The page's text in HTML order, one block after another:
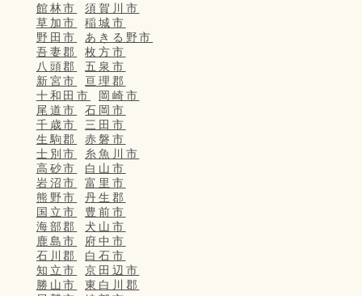
館林市
須賀川市
草加市
稲城市
野田市
あきる野市
吾妻郡
枚方市
八頭郡
五泉市
新宮市
亘理郡
十和田市
岡崎市
尾道市
石岡市
千歳市
三田市
生駒郡
赤磐市
士別市
糸魚川市
高砂市
白山市
岩沼市
富里市
熊野市
丹生郡
国立市
豊前市
海部郡
犬山市
鹿島市
府中市
石川郡
白石市
知立市
京田辺市
勝山市
東白川郡